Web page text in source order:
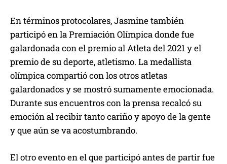
En términos protocolares, Jasmine también
participó en la Premiación Olímpica donde fue
galardonada con el premio al Atleta del 2021 y el
premio de su deporte, atletismo. La medallista
olímpica compartió con los otros atletas
galardonados y se mostró sumamente emocionada.
Durante sus encuentros con la prensa recalcó su
emoción al recibir tanto cariño y apoyo de la gente
y que aún se va acostumbrando.
El otro evento en el que participó antes de partir fue